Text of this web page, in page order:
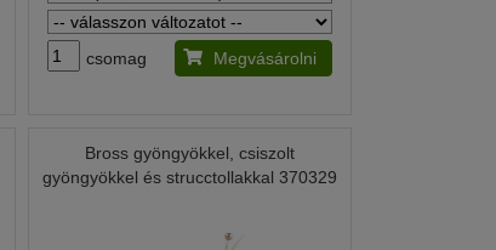
csomag Megvásárolni
Bross gyöngyökkel, csiszolt
gyöngyökkel és strucctollakkal 370329